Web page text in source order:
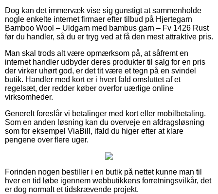
Dog kan det immervæk vise sig gunstigt at sammenholde
nogle enkelte internet firmaer efter tilbud på Hjertegarn
Bamboo Wool – Uldgarn med bambus garn – Fv 1426 Rust
før du handler, så du er tryg ved at få den mest attraktive pris.
Man skal trods alt være opmærksom på, at såfremt en
internet handler udbyder deres produkter til salg for en pris
der virker uhørt god, er det tit være et tegn på en svindel
butik. Handler med kort er i hvert fald omsluttet af et
regelsæt, der redder køber overfor uærlige online
virksomheder.
Generelt foreslår vi betalinger med kort eller mobilbetaling.
Som en anden løsning kan du overveje en afdragsløsning
som for eksempel ViaBill, ifald du higer efter at klare
pengene over flere uger.
Forinden nogen bestiller i en butik på nettet kunne man til
hver en tid løbe igennem webbutikkens forretningsvilkår, det
er dog normalt et tidskrævende projekt.